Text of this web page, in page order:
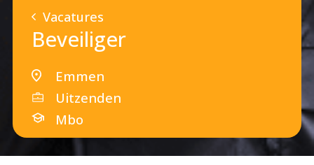
Vacatures
Beveiliger
Emmen
Uitzenden
Mbo